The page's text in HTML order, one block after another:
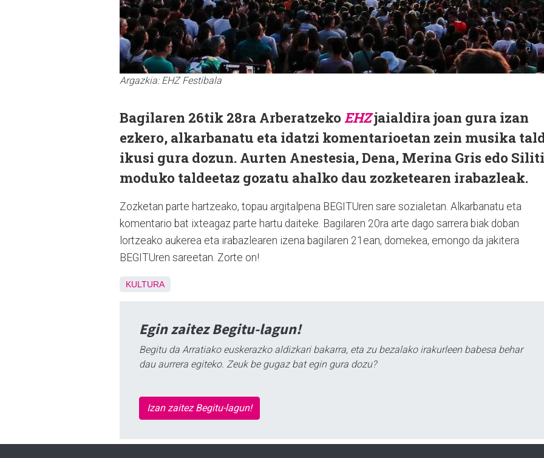
Argazkia: EHZ Festibala
Bagilaren 26tik 28ra Arberatzeko EHZjaialdira joan gura izan
ezkero, alkarbanatu eta idatzi komentarioetan zein musika
ikusi gura dozun. Aurten Anestesia, Dena, Merina Gris edo
moduko taldeetaz gozatu ahalko dau zozketearen irabazleak.
Zozketan parte hartzeako, topau argitalpena BEGITUren sare sozialetan. Alkarbanatu eta
komentario bat ixteagaz parte hartu daiteke. Bagilaren 20ra arte dago sarrera biak doban
lortzeako aukerea eta irabazlearen izena bagilaren 21ean, domekea, emongo da jakitera
BEGITUren sareetan. Zorte on!
KULTURA
Egin zaitez Begitu-lagun!
Begitu da Arratiako euskerazko aldizkari bakarra, eta zu bezalako irakurleen babesa behar
dau aurrera egiteko. Zeuk be gugaz bat egin gura dozu?
Izan zaitez Begitu-lagun!